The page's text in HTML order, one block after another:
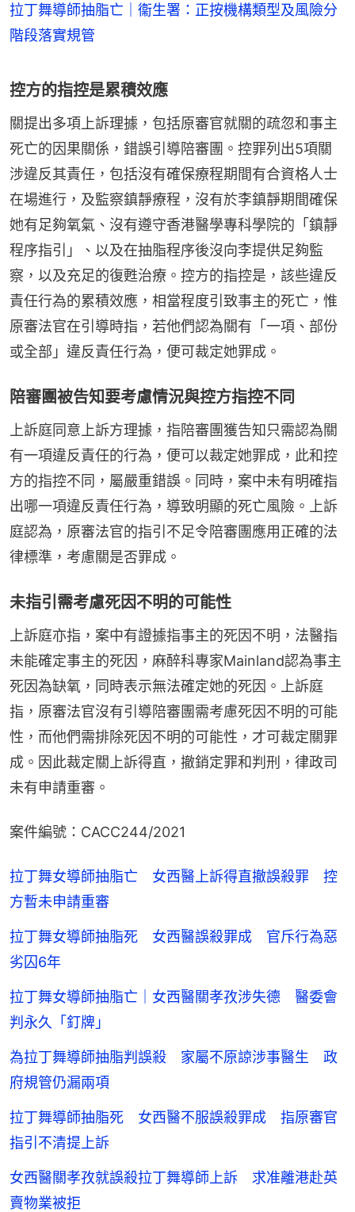
拉丁舞導師抽脂亡｜衞生署：正按機構類型及風險分
階段落實規管
控方的指控是累積效應
關提出多項上訴理據，包括原審官就關的疏忽和事主
死亡的因果關係，錯誤引導陪審團。控罪列出5項關
涉違反其責任，包括沒有確保療程期間有合資格人士
在場進行，及監察鎮靜療程，沒有於李鎮靜期間確保
她有足夠氧氣、沒有遵守香港醫學專科學院的「鎮靜
程序指引」、以及在抽脂程序後沒向李提供足夠監
察，以及充足的復甦治療。控方的指控是，該些違反
責任行為的累積效應，相當程度引致事主的死亡，惟
原審法官在引導時指，若他們認為關有「一項、部份
或全部」違反責任行為，便可裁定她罪成。
陪審團被告知要考慮情況與控方指控不同
上訴庭同意上訴方理據，指陪審團獲告知只需認為關
有一項違反責任的行為，便可以裁定她罪成，此和控
方的指控不同，屬嚴重錯誤。同時，案中未有明確指
出哪一項違反責任行為，導致明顯的死亡風險。上訴
庭認為，原審法官的指引不足令陪審團應用正確的法
律標準，考慮關是否罪成。
未指引需考慮死因不明的可能性
上訴庭亦指，案中有證據指事主的死因不明，法醫指
未能確定事主的死因，麻醉科專家Mainland認為事主
死因為缺氧，同時表示無法確定她的死因。上訴庭
指，原審法官沒有引導陪審團需考慮死因不明的可能
性，而他們需排除死因不明的可能性，才可裁定關罪
成。因此裁定關上訴得直，撤銷定罪和判刑，律政司
未有申請重審。
案件編號：CACC244/2021
拉丁舞女導師抽脂亡 女西醫上訴得直撤誤殺罪 控
方暫未申請重審
拉丁舞女導師抽脂死 女西醫誤殺罪成 官斥行為惡
劣囚6年
拉丁舞女導師抽脂亡｜女西醫關孝孜涉失德 醫委會
判永久「釘牌」
為拉丁舞導師抽脂判誤殺 家屬不原諒涉事醫生 政
府規管仍漏兩項
拉丁舞導師抽脂死 女西醫不服誤殺罪成 指原審官
指引不清提上訴
女西醫關孝孜就誤殺拉丁舞導師上訴 求准離港赴英
賣物業被拒